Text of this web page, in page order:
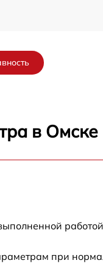
в Омске
при